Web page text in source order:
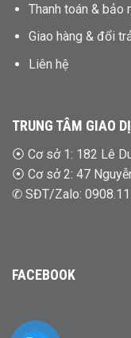
Thanh toán & bảo
Giao hàng & đổi
Liên hệ
TRUNG TÂM GIAO
⦿ Cơ sở 1: 182 Lê
⦿ Cơ sở 2: 47
✆ SĐT/Zalo:
FACEBOOK